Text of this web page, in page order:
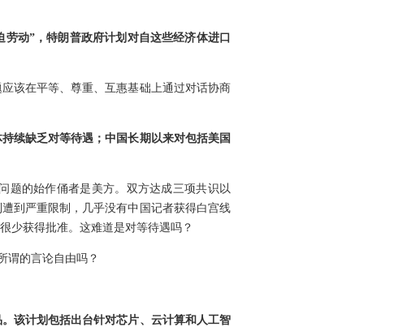
动”，特朗普政府计划对自这些经济体进口
该在平等、尊重、互惠基础上通过对话协商
续缺乏对等待遇；中国长期以来对包括美国
题的始作俑者是美方。双方达成三项共识以
到严重限制，几乎没有中国记者获得白宫线
少获得批准。这难道是对等待遇吗？
谓的言论自由吗？
该计划包括出台针对芯片、云计算和人工智